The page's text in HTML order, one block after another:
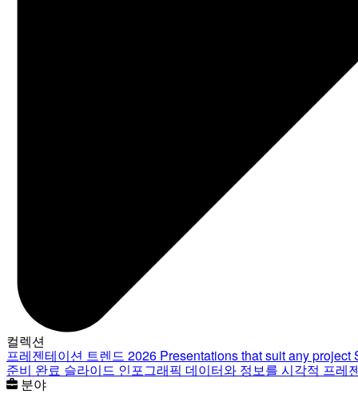
컬렉션
프레젠테이션 트렌드 2026 Presentations that suit any project
준비 완료 슬라이드 인포그래픽 데이터와 정보를 시각적 프레
분야